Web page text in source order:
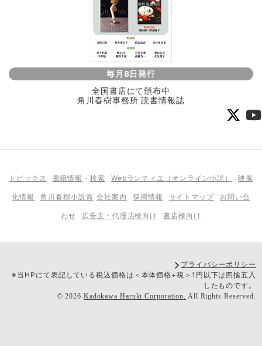
毎月8日発行
全国書店にて頒布中
角川春樹事務所 読書情報誌
トピックス 書籍情報 ・検索 Webランティエ（オンライン小説） 映像
化情報 角川春樹小説賞 会社案内 採用情報 サイトマップ お問い合
わせ 広告主・代理店様向け 書店様向け
プライバシーポリシー
※当HPにて表記している税込価格は＜本体価格+税＞1円以下は四捨五入
したものです。
©2026 Kadokawa Haruki Corporation. All Rights Reserved.